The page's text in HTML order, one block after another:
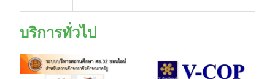
บริการทั่วไป